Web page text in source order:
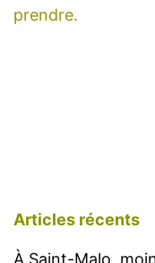
prendre.
Articles récents
À Saint-Malo,